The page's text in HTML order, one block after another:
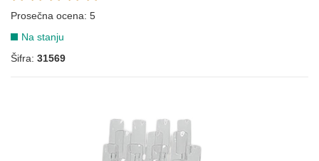
Prosečna ocena: 5
Na stanju
Šifra: 31569